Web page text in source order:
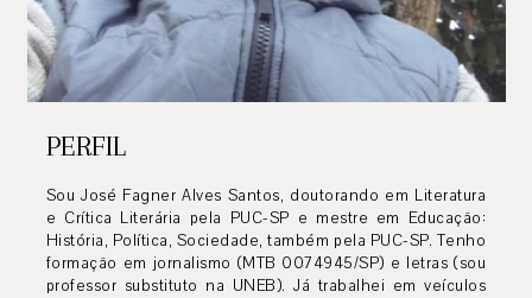
PERFIL
Sou José Fagner Alves Santos, doutorando em Literatura
e Crítica Literária pela PUC-SP e mestre em Educação:
História, Política, Sociedade, também pela PUC-SP. Tenho
formação em jornalismo (MTB 0074945/SP) e letras (sou
professor substituto na UNEB). Já trabalhei em veículos